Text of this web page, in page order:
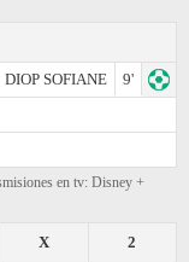
DIOP SOFIANE
9'
en tv: Disney +
2
X